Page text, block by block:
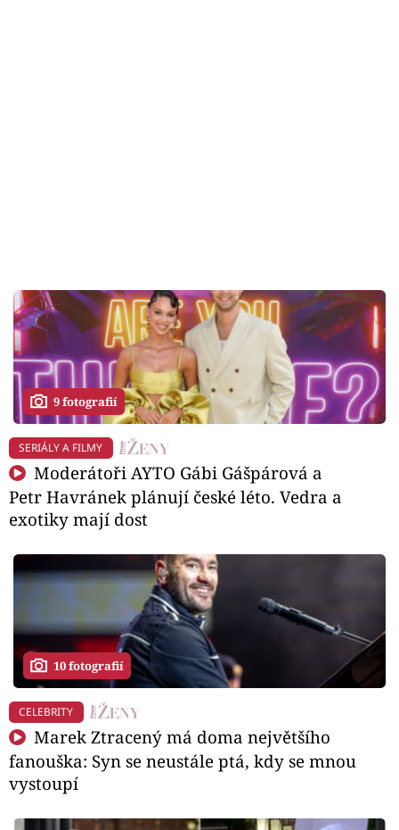
9 fotografií
SERIÁLY A FILMY
Moderátoři AYTO Gábi Gášpárová a
Petr Havránek plánují české léto. Vedra a
exotiky mají dost
10 fotografií
CELEBRITY
Marek Ztracený má doma největšího
fanouška: Syn se neustále ptá, kdy se mnou
vystoupí